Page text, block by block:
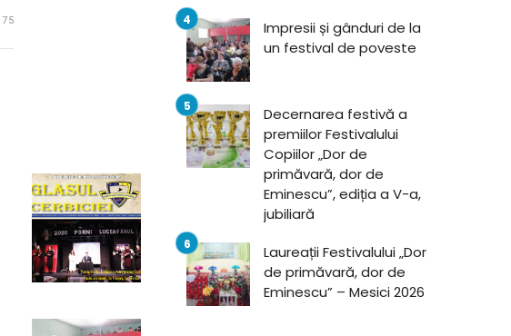
75
Impresii și gânduri de la
un festival de poveste
Decernarea festivă a
premiilor Festivalului
Copiilor „Dor de
primăvară, dor de
Eminescu”, ediția a V-a,
jubiliară
Laureații Festivalului „Dor
de primăvară, dor de
Eminescu” – Mesici 2026